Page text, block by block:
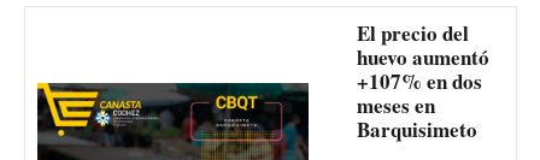
El precio del
huevo aumentó
+107% en dos
meses en
Barquisimeto